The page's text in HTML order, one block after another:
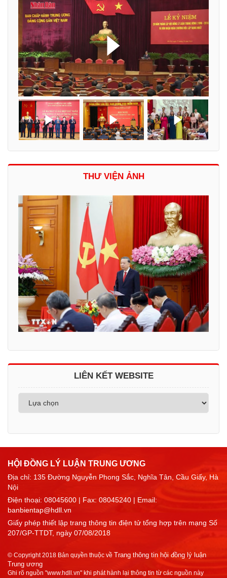
THƯ VIỆN ẢNH
LIÊN KẾT WEBSITE
HỘI ĐỒNG LÝ LUẬN TRUNG ƯƠNG
Địa chỉ: 135 Đường Nguyễn Phong Sắc, Nghĩa Tân, Cầu Giấy, Hà
Nội
Điện thoại: 08045600 | Fax: 08045240 | Email:
banbientap@hdll.vn
Giấy phép thiết lập trang thông tin điện tử tổng hợp trên mạng Số
207/GP-TTDT, ngày 07/08/2018
© Copyright 2018 Bản quyền thuộc về Trang thông tin hội đồng lý luận
Trung ương
Ghi rõ nguồn "www.hdll.vn" khi phát hành lại thông tin từ các nguồn này